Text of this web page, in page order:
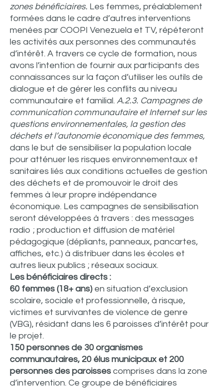
zones bénéficiaires. Les femmes, préalablement
formées dans le cadre d’autres interventions
menées par COOPI Venezuela et TV, répéteront
les activités aux personnes des communautés
d’intérêt. A travers ce cycle de formation, nous
avons l’intention de fournir aux participants des
connaissances sur la façon d’utiliser les outils de
dialogue et de gérer les conflits au niveau
communautaire et familial. A.2.3. Campagnes de
communication communautaire et Internet sur les
questions environnementales, la gestion des
déchets et l’autonomie économique des femmes,
dans le but de sensibiliser la population locale
pour atténuer les risques environnementaux et
sanitaires liés aux conditions actuelles de gestion
des déchets et de promouvoir le droit des
femmes à leur propre indépendance
économique. Les campagnes de sensibilisation
seront développées à travers : des messages
radio ; production et diffusion de matériel
pédagogique (dépliants, panneaux, pancartes,
affiches, etc.) à distribuer dans les écoles et
autres lieux publics ; réseaux sociaux.
Les bénéficiaires directs :
60 femmes (18+ ans) en situation d’exclusion
scolaire, sociale et professionnelle, à risque,
victimes et survivantes de violence de genre
(VBG), résidant dans les 6 paroisses d’intérêt pour
le projet.
150 personnes de 30 organismes
communautaires, 20 élus municipaux et 200
personnes des paroisses comprises dans la zone
d’intervention. Ce groupe de bénéficiaires